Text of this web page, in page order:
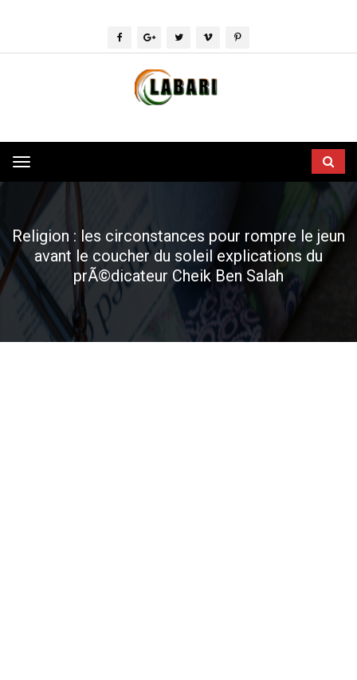
Toggle
navigation
Religion : les circonstances pour rompre le jeun
avant le coucher du soleil explications du
prÃ©dicateur Cheik Ben Salah